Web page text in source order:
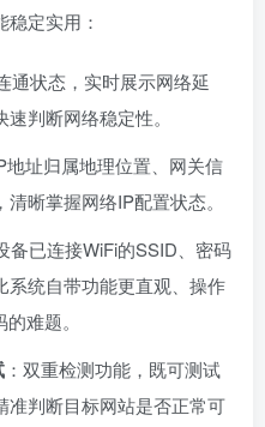
定实用：
通状态，实时展示网络延
判断网络稳定性。
地址归属地理位置、网关信
晰掌握网络IP配置状态。
备已连接WiFi的SSID、密码
系统自带功能更直观、操作
难题。
：双重检测功能，既可测试
准判断目标网站是否正常可